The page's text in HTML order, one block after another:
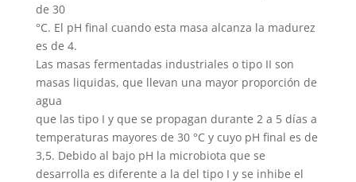
de 30
°C. El pH final cuando esta masa alcanza la madurez
es de 4.
Las masas fermentadas industriales o tipo II son
masas liquidas, que llevan una mayor proporción de
agua
que las tipo I y que se propagan durante 2 a 5 días a
temperaturas mayores de 30 °C y cuyo pH final es de
3,5. Debido al bajo pH la microbiota que se
desarrolla es diferente a la del tipo I y se inhibe el